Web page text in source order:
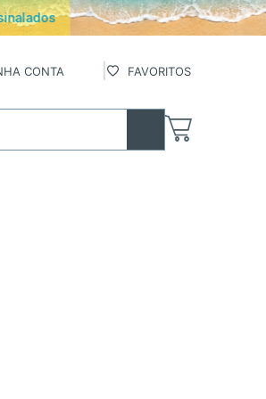
CONTA FAVORITOS